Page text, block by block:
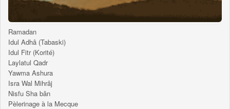
Ramadan
Idul Adhâ (Tabaski)
Idul Fitr (Korité)
Laylatul Qadr
Yawma Ashura
Isra Wal Mihrâj
Nisfu Sha bân
Pèlerinage à la Mecque